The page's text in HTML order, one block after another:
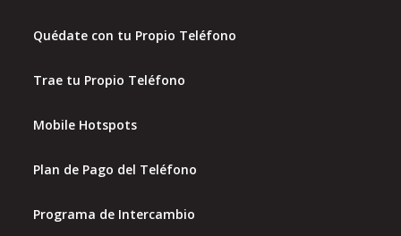
Quédate con tu Propio Teléfono
Trae tu Propio Teléfono
Mobile Hotspots
Plan de Pago del Teléfono
Programa de Intercambio